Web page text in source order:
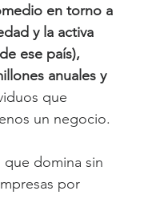
en torno a
y la activa
ese país),
anuales y
que
un negocio.
que domina sin
por